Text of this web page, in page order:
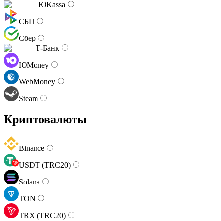
ЮKassa
СБП
Сбер
Т-Банк
ЮMoney
WebMoney
Steam
Криптовалюты
Binance
USDT (TRC20)
Solana
TON
TRX (TRC20)